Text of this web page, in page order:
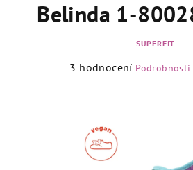
Belinda 1-
SUPERFIT
Průměrné
hvězdiček.
3 hodnocení